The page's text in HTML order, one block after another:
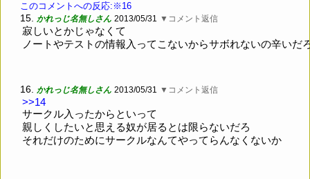
このコメントへの反応:※16
15. かれっじ名無しさん 2013/05/31 ▼コメント返信
寂しいとかじゃなくて
ノートやテストの情報入ってこないからサボれないの辛いだ
16. かれっじ名無しさん 2013/05/31 ▼コメント返信
>>14
サークル入ったからといって
親しくしたいと思える奴が居るとは限らないだろ
それだけのためにサークルなんてやってらんなくないか